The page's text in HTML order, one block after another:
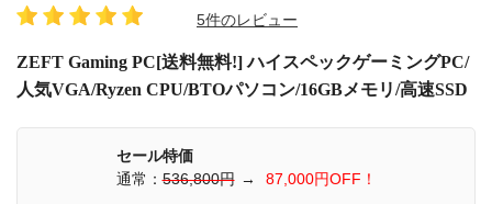
5件のレビュー
ZEFT Gaming PC[送料無料!] ハイスペックゲーミングPC/
人気VGA/Ryzen CPU/BTOパソコン/16GBメモリ/高速SSD
セール特価
通常：536,800円 → 87,000円OFF！